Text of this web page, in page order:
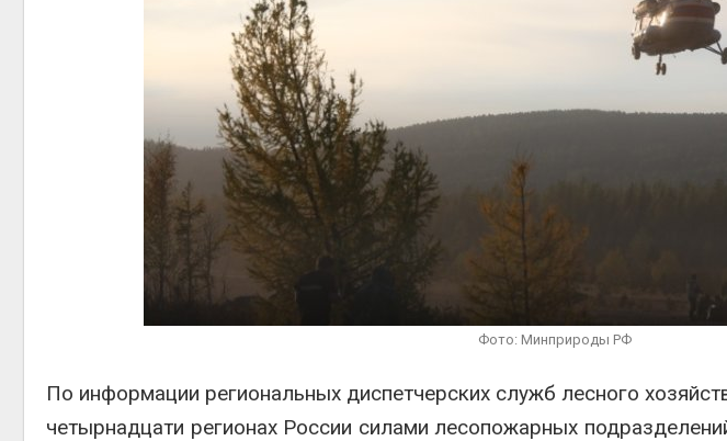
Фото: Минприроды РФ
По информации региональных диспетчерских служб лесного
четырнадцати регионах России силами лесопожарных
бизнеса
Москвариум отметит 11-
летие трёхдневным
фестивалем
Авг 5, 2026
В Кении противников
строительства АЭС
проверяют по статье о
терроризме
Авг 5, 2026
использовать
Авг 5, 2026
Учёные предложили
из воздуха с помощью
Европа теряет всё
больше лесной
вредителей и рубок